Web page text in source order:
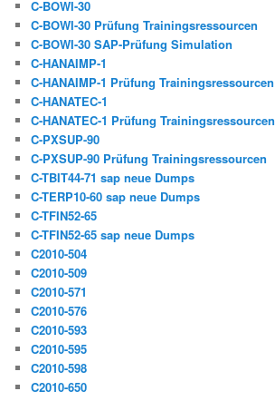
C-BOWI-30
C-BOWI-30 Prüfung Trainingsressourcen
C-BOWI-30 SAP-Prüfung Simulation
C-HANAIMP-1
C-HANAIMP-1 Prüfung Trainingsressourcen
C-HANATEC-1
C-HANATEC-1 Prüfung Trainingsressourcen
C-PXSUP-90
C-PXSUP-90 Prüfung Trainingsressourcen
C-TBIT44-71 sap neue Dumps
C-TERP10-60 sap neue Dumps
C-TFIN52-65
C-TFIN52-65 sap neue Dumps
C2010-504
C2010-509
C2010-571
C2010-576
C2010-593
C2010-595
C2010-598
C2010-650